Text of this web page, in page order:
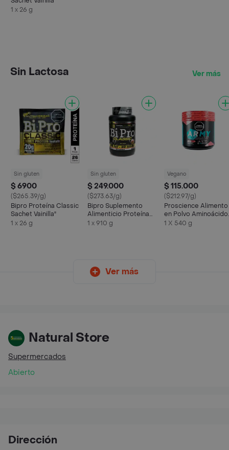
1 x 26 g
Sin Lactosa Ver más
Sin gluten
$ 6900
($265.39/g)
Bipro Proteína Classic
Sachet Vainilla"
1 x 26 g
Sin gluten
$ 249.000
($273.63/g)
Bipro Suplemento
Alimenticio Proteína
Megaplex
1 x 910 g
Vegano
$ 115.000
($212.97/g)
Proscience Alimento
en Polvo
Army Fruit Punch
1 X 540 g
Ver más
Natural Store
Supermercados
Abierto
Dirección